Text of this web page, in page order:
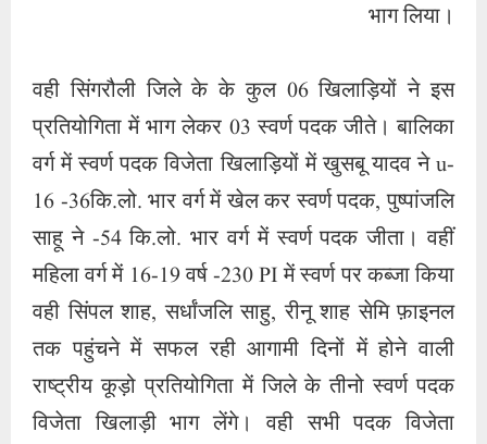
भाग लिया।
वही सिंगरौली जिले के के कुल 06 खिलाड़ियों ने इस
प्रतियोगिता में भाग लेकर 03 स्वर्ण पदक जीते। बालिका
वर्ग में स्वर्ण पदक विजेता खिलाड़ियों में खुसबू यादव ने u-
16 -36कि.लो. भार वर्ग में खेल कर स्वर्ण पदक, पुष्पांजलि
साहू ने -54 कि.लो. भार वर्ग में स्वर्ण पदक जीता। वहीं
महिला वर्ग में 16-19 वर्ष -230 PI में स्वर्ण पर कब्जा किया
वही सिंपल शाह, सर्धांजलि साहु, रीनू शाह सेमि फ़ाइनल
तक पहुंचने में सफल रही आगामी दिनों में होने वाली
राष्ट्रीय कूड़ो प्रतियोगिता में जिले के तीनो स्वर्ण पदक
विजेता खिलाड़ी भाग लेंगे। वही सभी पदक विजेता